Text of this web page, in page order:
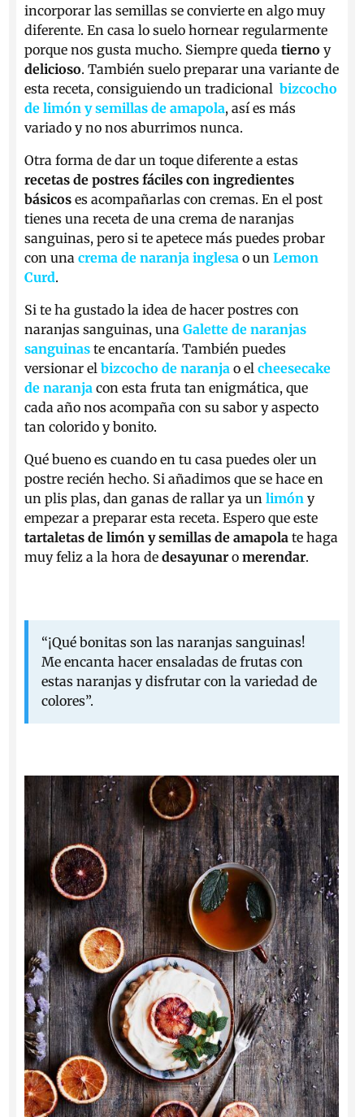
incorporar las semillas se convierte en algo muy
diferente. En casa lo suelo hornear regularmente
porque nos gusta mucho. Siempre quedatiernoy
delicioso.También suelo preparar una variante de
esta receta, consiguiendo un tradicionalbizcocho
de limón y semillas de amapola, así es más
variado y no nos aburrimos nunca.
Otra forma de dar un toque diferente a estas
recetas de postres fáciles con ingredientes
básicos es acompañarlas con cremas. En el post
tienes una receta de una crema de naranjas
sanguinas, pero si te apetece más puedes probar
con unacrema de naranja inglesa o unLemon
Curd.
Si te ha gustado la idea de hacer postres con
naranjas sanguinas, unaGalette de naranjas
sanguinas te encantaría. También puedes
versionar elbizcocho de naranja o elcheesecake
de naranja con esta fruta tan enigmática, que
cada año nos acompaña con su sabor y aspecto
tan colorido y bonito.
Qué bueno es cuando en tu casa puedes oler un
postre recién hecho. Si añadimos que se hace en
un plis plas, dan ganas de rallar ya unlimón y
empezar a preparar esta receta. Espero que este
tartaletas de limón y semillas de amapola te haga
muy feliz a la hora dedesayunaromerendar.
“¡Qué bonitas son las naranjas sanguinas!
Me encanta hacer ensaladas de frutas con
estas naranjas y disfrutar con la variedad de
colores”.